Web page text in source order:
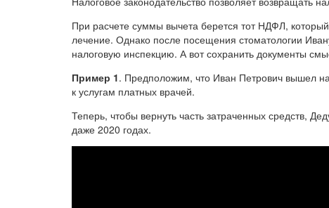
При расчете суммы вычета берется тот НДФЛ,
лечение. Однако после посещения стоматологии
налоговую инспекцию. А вот сохранить документы
Пример 1. Предположим, что Иван Петрович вышел
к услугам платных врачей.
Теперь, чтобы вернуть часть затраченных средств,
даже 2020 годах.